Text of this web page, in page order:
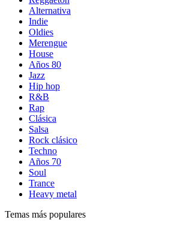
Alternativa
Indie
Oldies
Merengue
House
Años 80
Jazz
Hip hop
R&B
Rap
Clásica
Salsa
Rock clásico
Techno
Años 70
Soul
Trance
Heavy metal
Temas más populares